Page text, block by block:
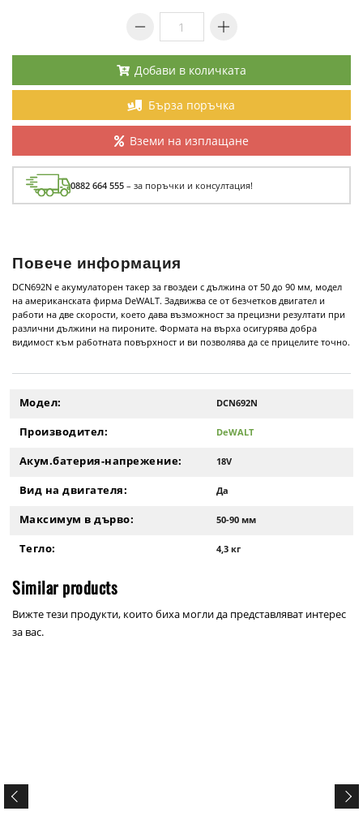
Добави в количката
Бърза поръчка
Вземи на изплащане
0882 664 555 – за поръчки и консултация!
Повече информация
DCN692N е акумулаторен такер за гвоздеи с дължина от 50 до 90 мм, модел
на американската фирма DeWALT. Задвижва се от безчетков двигател и
работи на две скорости, което дава възможност за прецизни резултати при
различни дължини на пироните. Формата на върха осигурява добра
видимост към работната повърхност и ви позволява да се прицелите точно.
Модел: DCN692N
Производител: DeWALT
Акум.батерия-напрежение: 18V
Вид на двигателя: Да
Максимум в дърво: 50-90 мм
Тегло: 4,3 кг
Similar products
Вижте тези продукти, които биха могли да представляват интерес
за вас.